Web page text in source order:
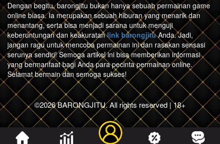
Dengan begitu, barongjitu bukan hanya sebuah permainan game
online biasa. Ia merupakan sebuah hiburan yang menarik dan
menantang, serta bisa menjadi sarana untuk menguji
keberuntungan dan keakuratanlink barongjituAnda. Jadi,
jangan ragu untuk mencoba permainan ini dan rasakan sensasi
serunya sendiri! Semoga artikel ini bisa memberikan informasi
yang bermanfaat bagi Anda para pecinta permainan online.
Selamat bermain dan semoga sukses!
©2026 BARONGJITU. All rights reserved | 18+